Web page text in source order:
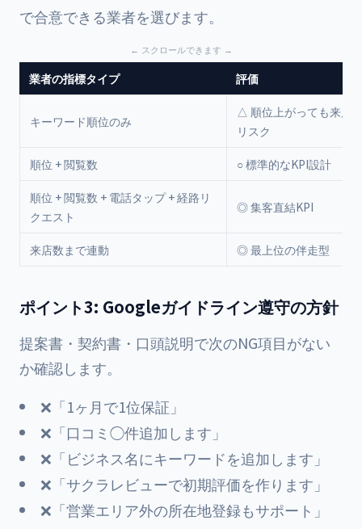
で合意できる業者を選びます。
業者の指標タイプ 評価
キーワード順位のみ
△ 順位上がっても来店
リスク
順位 + 閲覧数 ○ 標準的なKPI設計
順位 + 閲覧数 + 電話タップ + 経路リ
クエスト
◎ 集客直結KPI
来店数まで連動 ◎ 最上位の伴走型
ポイント3: Googleガイドライン遵守の方針
提案書・契約書・口頭説明で次のNG項目がない
か確認します。
❌「1ヶ月で1位保証」
❌「口コミ◯件追加します」
❌「ビジネス名にキーワードを追加します」
❌「サクラレビューで初期評価を作ります」
❌「営業エリア外の所在地登録もサポート」